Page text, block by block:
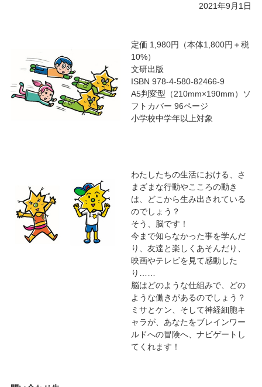
2021年9月1日
定価 1,980円（本体1,800円＋税
10%）
文研出版
ISBN 978-4-580-82466-9
A5判変型（210mm×190mm）ソ
フトカバー 96ページ
小学校中学年以上対象
わたしたちの生活における、さ
まざまな行動やこころの動き
は、どこから生み出されている
のでしょう？
そう、脳です！
今まで知らなかった事を学んだ
り、友達と楽しくあそんだり、
映画やテレビを見て感動した
り……
脳はどのような仕組みで、どの
ような働きがあるのでしょう？
ミサとケン、そして神経細胞キ
ャラが、あなたをブレインワー
ルドへの冒険へ、ナビゲートし
てくれます！